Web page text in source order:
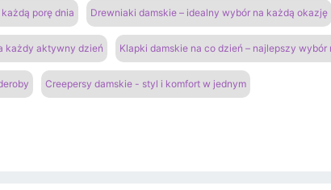
porę dnia Drewniaki damskie – idealny wybór na każdą okazję
każdy aktywny dzień Klapki damskie na co dzień – najlepszy wybór
Creepersy damskie - styl i komfort w jednym